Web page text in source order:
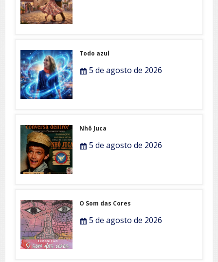
Todo azul
5 de agosto de 2026
Nhô Juca
5 de agosto de 2026
O Som das Cores
5 de agosto de 2026